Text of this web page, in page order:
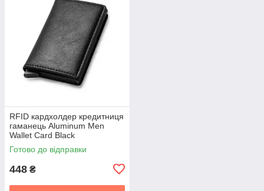
RFID кардхолдер кредитниця
гаманець Aluminum Men
Wallet Card Black
Готово до відправки
448 ₴